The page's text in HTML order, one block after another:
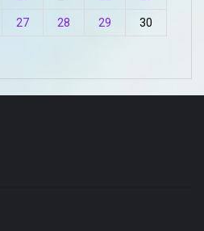
27 28 29
30